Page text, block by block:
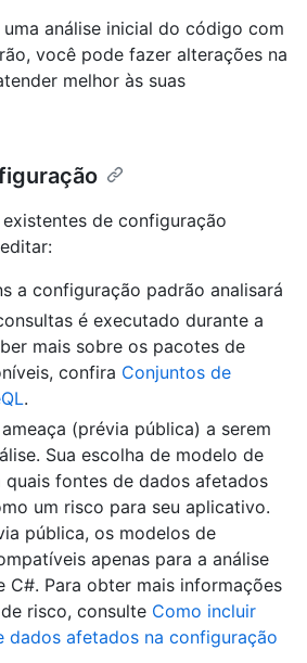
análise inicial do código com
você pode fazer alterações na
melhor às suas
de configuração
a configuração padrão analisará
é executado durante a
mais sobre os pacotes de
confira Conjuntos de
.
(prévia pública) a serem
Sua escolha de modelo de
quais fontes de dados afetados
um risco para seu aplicativo.
pública, os modelos de
apenas para a análise
C#. Para obter mais informações
risco, consulte Como incluir
dados afetados na configuração